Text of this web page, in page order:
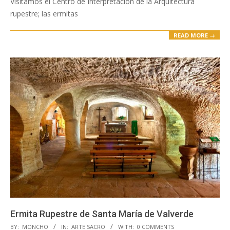
rupestre; las ermitas
READ MORE →
Ermita Rupestre de Santa María de Valverde
2020-
BY: MONCHO IN: ARTE SACRO WITH: 0 COMMENTS